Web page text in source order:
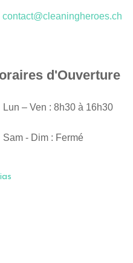
contact@cleaningheroes.ch
d'Ouverture
Lun – Ven : 8h30 à 16h30
Sam - Dim : Fermé